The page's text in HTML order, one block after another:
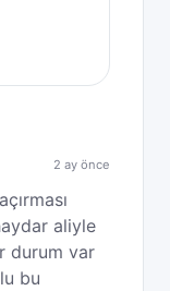
2 ay önce
aliyle
durum var
bu